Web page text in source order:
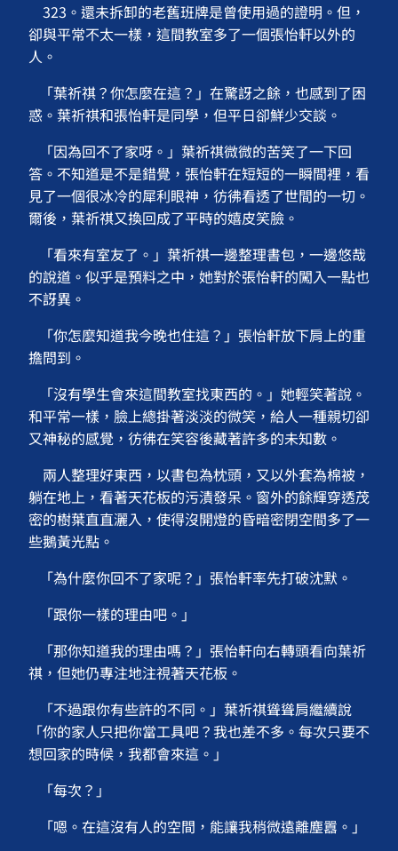
323。還未拆卸的老舊班牌是曾使用過的證明。但，
卻與平常不太一樣，這間教室多了一個張怡軒以外的
人。
「葉祈祺？你怎麼在這？」在驚訝之餘，也感到了困
惑。葉祈祺和張怡軒是同學，但平日卻鮮少交談。
「因為回不了家呀。」葉祈祺微微的苦笑了一下回
答。不知道是不是錯覺，張怡軒在短短的一瞬間裡，看
見了一個很冰冷的犀利眼神，彷彿看透了世間的一切。
爾後，葉祈祺又換回成了平時的嬉皮笑臉。
「看來有室友了。」葉祈祺一邊整理書包，一邊悠哉
的說道。似乎是預料之中，她對於張怡軒的闖入一點也
不訝異。
「你怎麼知道我今晚也住這？」張怡軒放下肩上的重
擔問到。
「沒有學生會來這間教室找東西的。」她輕笑著說。
和平常一樣，臉上總掛著淡淡的微笑，給人一種親切卻
又神秘的感覺，彷彿在笑容後藏著許多的未知數。
兩人整理好東西，以書包為枕頭，又以外套為棉被，
躺在地上，看著天花板的污漬發呆。窗外的餘輝穿透茂
密的樹葉直直灑入，使得沒開燈的昏暗密閉空間多了一
些鵝黃光點。
「為什麼你回不了家呢？」張怡軒率先打破沈默。
「跟你一樣的理由吧。」
「那你知道我的理由嗎？」張怡軒向右轉頭看向葉祈
祺，但她仍專注地注視著天花板。
「不過跟你有些許的不同。」葉祈祺聳聳肩繼續說
「你的家人只把你當工具吧？我也差不多。每次只要不
想回家的時候，我都會來這。」
「每次？」
「嗯。在這沒有人的空間，能讓我稍微遠離塵囂。」